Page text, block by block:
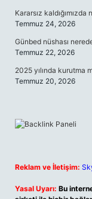
Kararsız kaldığımızda
Temmuz 24, 2026
Günbed nüshası
Temmuz 22, 2026
2025 yılında kurutma
Temmuz 20, 2026
Reklam ve İletişim:
Yasal Uyarı: Bu